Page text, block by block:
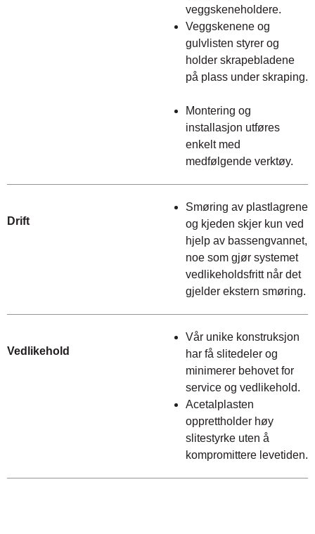
veggskeneholdere.
Veggskenene og
gulvlisten styrer og
holder skrapebladene
på plass under skraping.
Montering og
installasjon utføres
enkelt med
medfølgende verktøy.
Drift
Smøring av plastlagrene
og kjeden skjer kun ved
hjelp av bassengvannet,
noe som gjør systemet
vedlikeholdsfritt når det
gjelder ekstern smøring.
Vedlikehold
Vår unike konstruksjon
har få slitedeler og
minimerer behovet for
service og vedlikehold.
Acetalplasten
opprettholder høy
slitestyrke uten å
kompromittere levetiden.